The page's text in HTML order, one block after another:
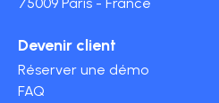
75009 Paris - France
Devenir client
Réserver une démo
FAQ